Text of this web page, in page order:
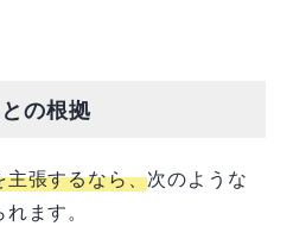
の根拠
主張するなら、次のような
ます。